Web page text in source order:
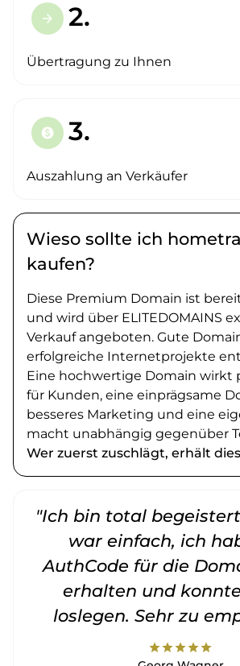
arrow_forward 2.
Übertragung zu Ihnen
paid 3.
Auszahlung an Verkäufer
Wieso sollte ich
kaufen?
Diese Premium Domain ist
und wird über ELITEDOMAINS
Verkauf angeboten. Gute
erfolgreiche Internetprojekte
Eine hochwertige Domain wirkt
für Kunden, eine einprägsame
besseres Marketing und eine
macht unabhängig gegenüber
Wer zuerst zuschlägt, erhält
"Ich bin total
war einfach, ich
AuthCode für die
erhalten und
loslegen. Sehr zu
starstarstarstarstar